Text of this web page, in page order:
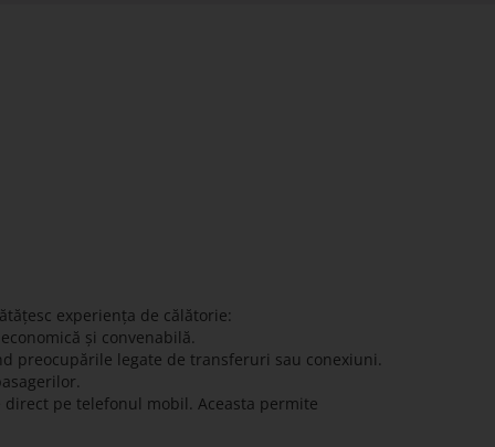
experiența de călătorie:
și convenabilă.
preocupările legate de transferuri sau conexiuni.
pe telefonul mobil. Aceasta permite